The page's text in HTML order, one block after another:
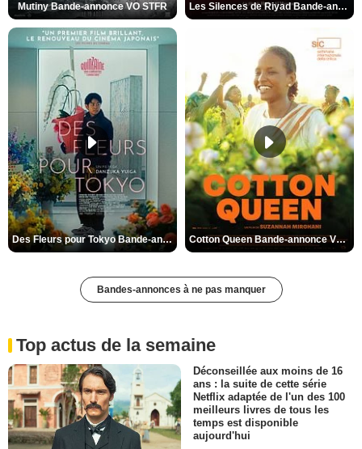
Mutiny Bande-annonce VO STFR Les Silences de Riyad Bande-annonce VO STFR
Des Fleurs pour Tokyo Bande-annonce VO STFR Cotton Queen Bande-annonce VO STFR
Bandes-annonces à ne pas manquer
Top actus de la semaine
Déconseillée aux moins de 16
ans : la suite de cette série
Netflix adaptée de l'un des 100
meilleurs livres de tous les
temps est disponible
aujourd'hui